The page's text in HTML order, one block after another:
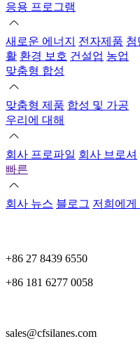
응용 프로그램
새로운 에너지 전자제품 첨
활 환경 보호 건설업 농업
맞춤형 합성
맞춤형 제품 합성 및 가공
우리에 대해
회사 프로파일 회사 브로셔
빠른
회사 뉴스 블로그 저희에게
+86 27 8439 6550
+86 181 6277 0058
sales@cfsilanes.com